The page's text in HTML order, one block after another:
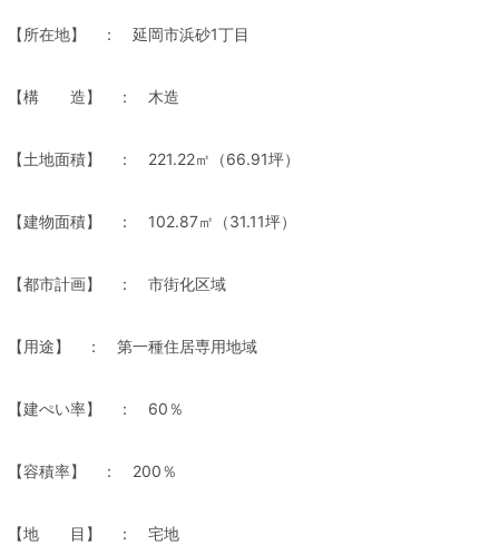
【所在地】 ： 延岡市浜砂1丁目
【構 造】 ： 木造
【土地面積】 ： 221.22㎡（66.91坪）
【建物面積】 ： 102.87㎡（31.11坪）
【都市計画】 ： 市街化区域
【用途】 ： 第一種住居専用地域
【建ぺい率】 ： 60％
【容積率】 ： 200％
【地 目】 ： 宅地